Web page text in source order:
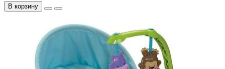
В корзину